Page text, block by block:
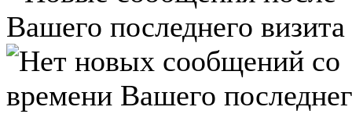
Вашего последнего визита